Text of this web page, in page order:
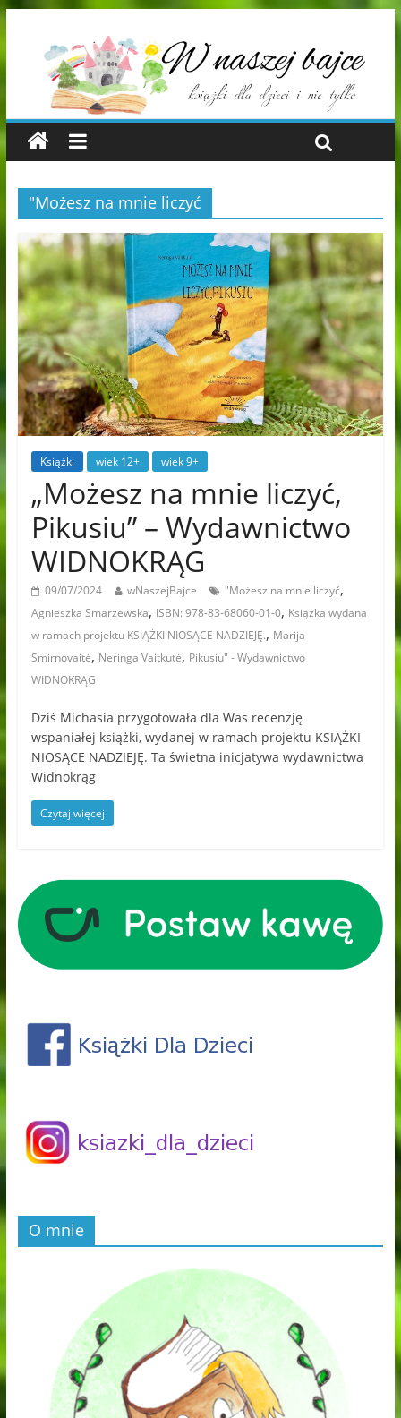
"Możesz na mnie liczyć
Książki wiek 12+ wiek 9+
„Możesz na mnie liczyć,
Pikusiu” – Wydawnictwo
WIDNOKRĄG
09/07/2024 wNaszejBajce "Możesz na mnie liczyć,
Agnieszka Smarzewska, ISBN: 978-83-68060-01-0, Książka wydana
w ramach projektu KSIĄŻKI NIOSĄCE NADZIEJĘ., Marija
Smirnovaitė, Neringa Vaitkutė, Pikusiu" - Wydawnictwo
WIDNOKRĄG
Dziś Michasia przygotowała dla Was recenzję
wspaniałej książki, wydanej w ramach projektu KSIĄŻKI
NIOSĄCE NADZIEJĘ. Ta świetna inicjatywa wydawnictwa
Widnokrąg
Czytaj więcej
O mnie